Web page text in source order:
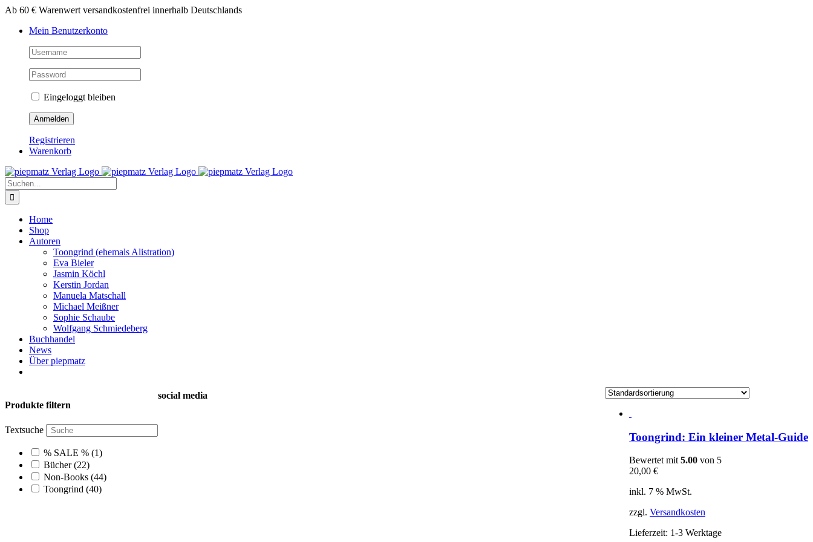
Zum
springen
Ab 60 € Warenwert versandkostenfrei innerhalb Deutschlands
Mein Benutzerkonto
Eingeloggt bleiben
Registrieren
Warenkorb
Suche
nach:
Home
Shop
Autoren
Toongrind (ehemals Alistration)
Eva Bieler
Jasmin Köchl
Kerstin Jordan
Manuela Matschall
Michael Meißner
Sophie Schaube
Wolfgang Schmiedeberg
Buchhandel
News
Über piepmatz
Toongrind: Ein kleiner Metal-Guide
Bewertet mit5.00 von 5
20,00 €
inkl. 7 % MwSt.
zzgl. Versandkosten
Lieferzeit: 1-3 Werktage
Produkte filtern
Textsuche
% SALE % (1)
Bücher(22)
Non-Books (44)
Toongrind (40)
social media